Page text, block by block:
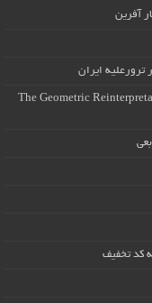
آفرین
ترورعلیه ایران
The Geometric
کد تخفیف